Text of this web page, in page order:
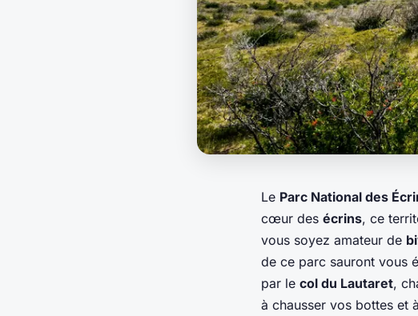
Le Parc National des
cœur des écrins, ce
vous soyez amateur de
de ce parc sauront vous
par le col du Lautaret,
à chausser vos bottes et